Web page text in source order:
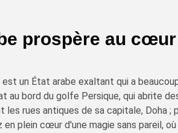
prospère au
un État arabe exaltant qui a
au bord du golfe Persique, qui abrite
rues antiques de sa capitale, Doha ;
plein cœur d'une magie sans pareil,